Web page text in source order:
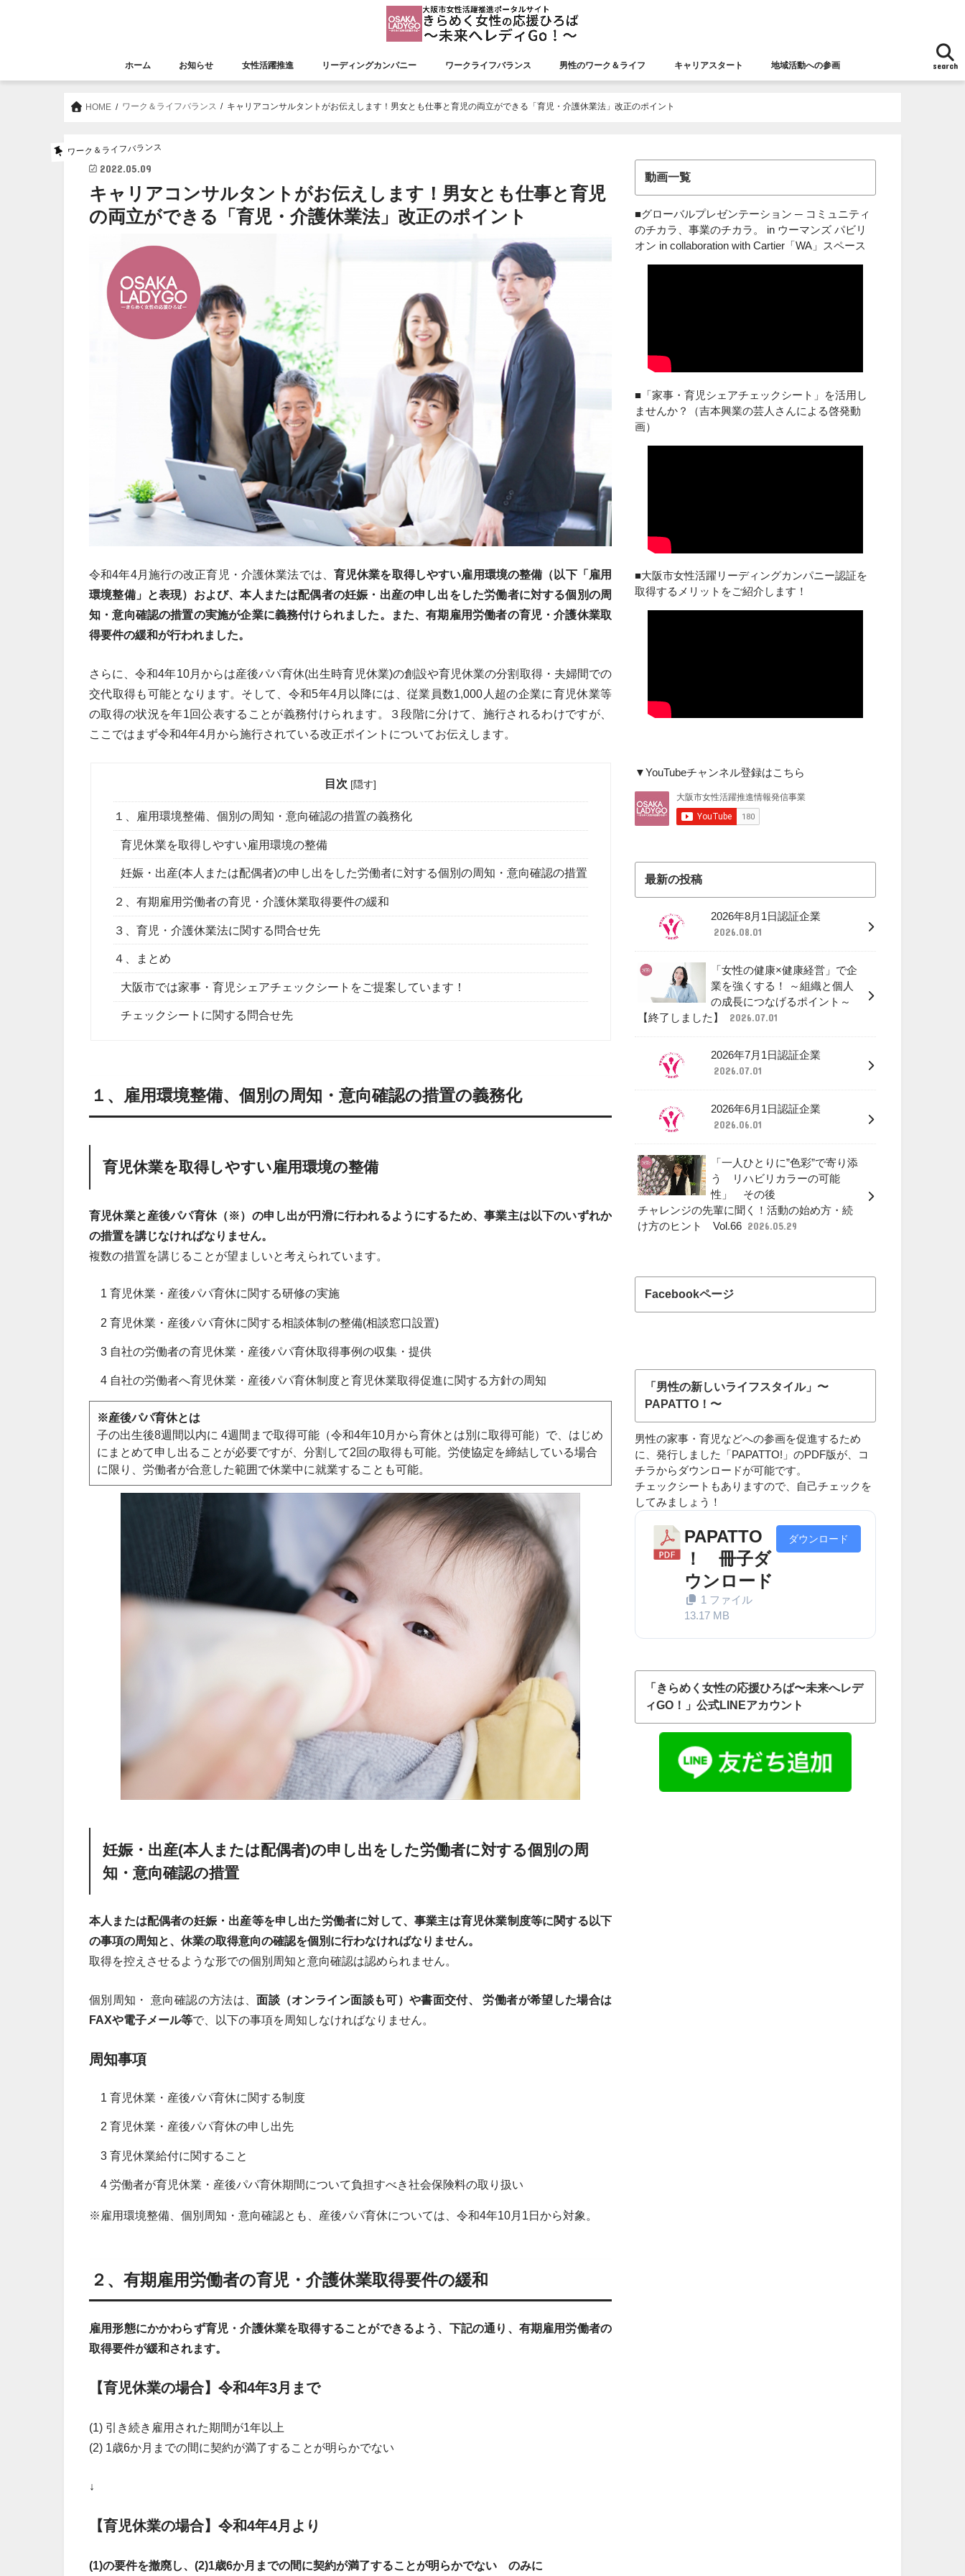
search
ホーム お知らせ 女性活躍推進 リーディングカンパニー ワークライフバランス 男性のワーク＆ライフ キャリアスタート 地域活動への参画
HOME ワーク＆ライフバランス キャリアコンサルタントがお伝えします！男女とも仕事と育児の両立ができる「育児・介護休業法」改正のポイント
ワーク＆ライフバランス
2022.05.09
キャリアコンサルタントがお伝えします！男女とも仕事と育児
の両立ができる「育児・介護休業法」改正のポイント
令和4年4月施行の改正育児・介護休業法では、 育児休業を取得しやすい雇用環境の整備（以下「雇用
環境整備」と表現）および、本人または配偶者の妊娠・出産の申し出をした労働者に対する個別の周
知・意向確認の措置の実施が企業に義務付けられました。また、有期雇用労働者の育児・介護休業取
得要件の緩和が行われました。
さらに、令和4年10月からは産後パパ育休(出生時育児休業)の創設や育児休業の分割取得・夫婦間での
交代取得も可能となります。そして、令和5年4月以降には、従業員数1,000人超の企業に育児休業等
の取得の状況を年1回公表することが義務付けられます。３段階に分けて、施行されるわけですが、
ここではまず令和4年4月から施行されている改正ポイントについてお伝えします。
目次 [隠す]
１、雇用環境整備、個別の周知・意向確認の措置の義務化
育児休業を取得しやすい雇用環境の整備
妊娠・出産(本人または配偶者)の申し出をした労働者に対する個別の周知・意向確認の措置
２、有期雇用労働者の育児・介護休業取得要件の緩和
３、育児・介護休業法に関する問合せ先
４、まとめ
大阪市では家事・育児シェアチェックシートをご提案しています！
チェックシートに関する問合せ先
１、雇用環境整備、個別の周知・意向確認の措置の義務化
育児休業を取得しやすい雇用環境の整備
育児休業と産後パパ育休（※）の申し出が円滑に行われるようにするため、事業主は以下のいずれか
の措置を講じなければなりません。
複数の措置を講じることが望ましいと考えられています。
1 育児休業・産後パパ育休に関する研修の実施
2 育児休業・産後パパ育休に関する相談体制の整備(相談窓口設置)
3 自社の労働者の育児休業・産後パパ育休取得事例の収集・提供
4 自社の労働者へ育児休業・産後パパ育休制度と育児休業取得促進に関する方針の周知
※産後パパ育休とは
子の出生後8週間以内に 4週間まで取得可能（令和4年10月から育休とは別に取得可能）で、はじめ
にまとめて申し出ることが必要ですが、分割して2回の取得も可能。労使協定を締結している場合
に限り、労働者が合意した範囲で休業中に就業することも可能。
妊娠・出産(本人または配偶者)の申し出をした労働者に対する個別の周
知・意向確認の措置
本人または配偶者の妊娠・出産等を申し出た労働者に対して、事業主は育児休業制度等に関する以下
の事項の周知と、休業の取得意向の確認を個別に行わなければなりません。
取得を控えさせるような形での個別周知と意向確認は認められません。
個別周知・ 意向確認の方法は、面談（オンライン面談も可）や書面交付、 労働者が希望した場合は
FAXや電子メール等で、以下の事項を周知しなければなりません。
周知事項
1 育児休業・産後パパ育休に関する制度
2 育児休業・産後パパ育休の申し出先
3 育児休業給付に関すること
4 労働者が育児休業・産後パパ育休期間について負担すべき社会保険料の取り扱い
※雇用環境整備、個別周知・意向確認とも、産後パパ育休については、令和4年10月1日から対象。
２、有期雇用労働者の育児・介護休業取得要件の緩和
雇用形態にかかわらず育児・介護休業を取得することができるよう、下記の通り、有期雇用労働者の
取得要件が緩和されます。
【育児休業の場合】令和4年3月まで
(1) 引き続き雇用された期間が1年以上
(2) 1歳6か月までの間に契約が満了することが明らかでない
↓
【育児休業の場合】令和4年4月より
(1)の要件を撤廃し、(2)1歳6か月までの間に契約が満了することが明らかでない のみに
動画一覧
■グローバルプレゼンテーション ─ コミュニティ
のチカラ、事業のチカラ。 in ウーマンズ パビリ
オン in collaboration with Cartier「WA」スペース
■「家事・育児シェアチェックシート」を活用し
ませんか？（吉本興業の芸人さんによる啓発動
画）
■大阪市女性活躍リーディングカンパニー認証を
取得するメリットをご紹介します！
▼YouTubeチャンネル登録はこちら
最新の投稿
2026年8月1日認証企業
2026.08.01
「女性の健康×健康経営」で企
業を強くする！ ～組織と個人
の成長につなげるポイント～
【終了しました】
2026.07.01
2026年7月1日認証企業
2026.07.01
2026年6月1日認証企業
2026.06.01
「一人ひとりに”色彩”で寄り添
う リハビリカラーの可能
性」 その後
チャレンジの先輩に聞く！活動の始め方・続
け方のヒント Vol.66 2026.05.29
Facebookページ
「男性の新しいライフスタイル」〜
PAPATTO！〜
男性の家事・育児などへの参画を促進するため
に、発行しました「PAPATTO!」のPDF版が、コ
チラからダウンロードが可能です。
チェックシートもありますので、自己チェックを
してみましょう！
PAPATTO
！ 冊子ダ
ウンロード
1 ファイル
13.17 MB
ダウンロード
「きらめく女性の応援ひろば〜未来へレデ
ィGO！」公式LINEアカウント